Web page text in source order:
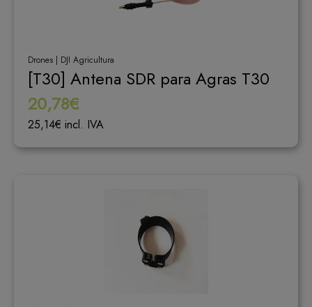
Drones | DJI Agricultura
[T30] Antena SDR para Agras T30
20,78€
25,14€ incl. IVA